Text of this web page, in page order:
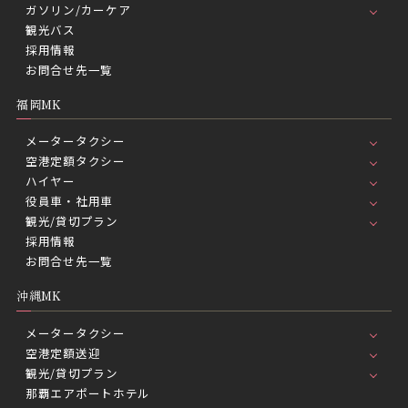
ガソリン/カーケア
観光バス
採用情報
お問合せ先一覧
福岡MK
メータータクシー
空港定額タクシー
ハイヤー
役員車・社用車
観光/貸切プラン
採用情報
お問合せ先一覧
沖縄MK
メータータクシー
空港定額送迎
観光/貸切プラン
那覇エアポートホテル